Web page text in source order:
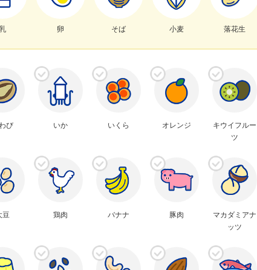
卵 そば 小麦 落花生
び いか いくら オレンジ
キウイフルー
ツ
豆 鶏肉 バナナ 豚肉
マカダミアナ
ッツ